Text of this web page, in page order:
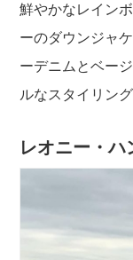
鮮やかなレイン
ーのダウンジャ
ーデニムとベー
ルなスタイリング
レオニー・ハ